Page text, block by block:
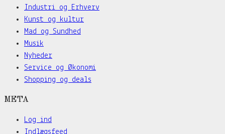
Industri og Erhverv
Kunst og kultur
Mad og Sundhed
Musik
Nyheder
Service og Økonomi
Shopping og deals
META
Log ind
Indlægsfeed